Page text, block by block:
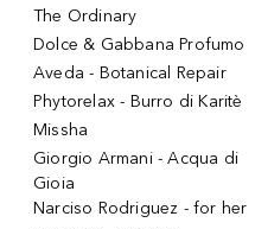
The Ordinary
Dolce & Gabbana Profumo
Aveda - Botanical Repair
Phytorelax - Burro di Karitè
Missha
Giorgio Armani - Acqua di
Gioia
Narciso Rodriguez - for her